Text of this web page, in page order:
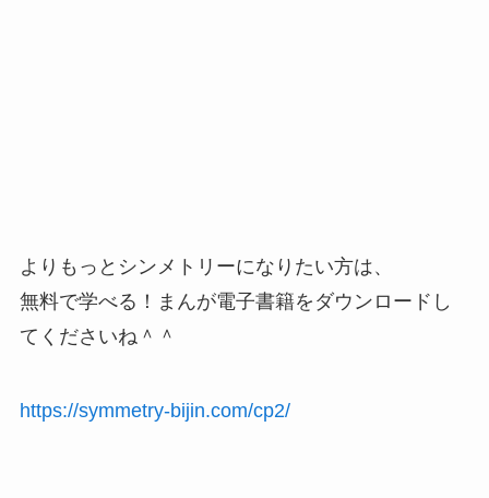
よりもっとシンメトリーになりたい方は、
無料で学べる！まんが電子書籍をダウンロードし
てくださいね＾＾
https://symmetry-bijin.com/cp2/